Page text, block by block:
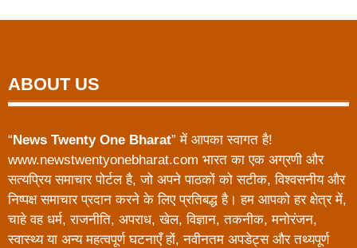
ABOUT US
“News Twenty One Bharat” में आपका स्वागत है!
www.newstwentyonebharat.com भारत का एक अग्रणी और
सत्यप्रिय समाचार पोर्टल है, जो अपने पाठकों को सटीक, विश्वसनीय और
निष्पक्ष समाचार प्रदान करने के लिए प्रतिबद्ध है। हम आपको हर क्षेत्र में,
चाहे वह धर्म, राजनीति, अपराध, खेल, विज्ञान, तकनीक, मनोरंजन,
स्वास्थ्य या अन्य महत्वपूर्ण घटनाएँ हों, नवीनतम अपडेट्स और तथ्यपूर्ण